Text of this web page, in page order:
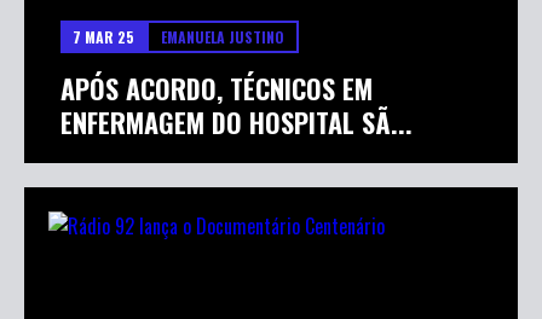
7 MAR 25 EMANUELA JUSTINO
APÓS ACORDO, TÉCNICOS EM
ENFERMAGEM DO HOSPITAL SÃ...